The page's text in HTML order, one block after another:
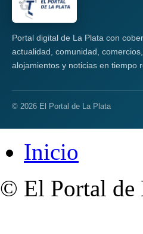
Portal digital de La Plata con
actualidad, comunidad,
alojamientos y noticias en tiempo
© 2026 El Portal de La Plata
Inicio
© El Portal de